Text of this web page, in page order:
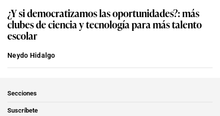
¿Y si democratizamos las oportunidades?: más
clubes de ciencia y tecnología para más talento
escolar
Neydo Hidalgo
Secciones
Suscríbete